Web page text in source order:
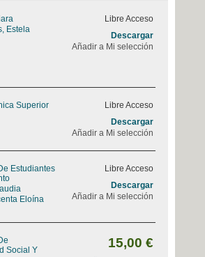
Estela
Libre Acceso
Descargar
Añadir a Mi selección
Superior
Libre Acceso
Descargar
Añadir a Mi selección
Estudiantes
Eloína
Libre Acceso
Descargar
Añadir a Mi selección
Social Y
15,00 €